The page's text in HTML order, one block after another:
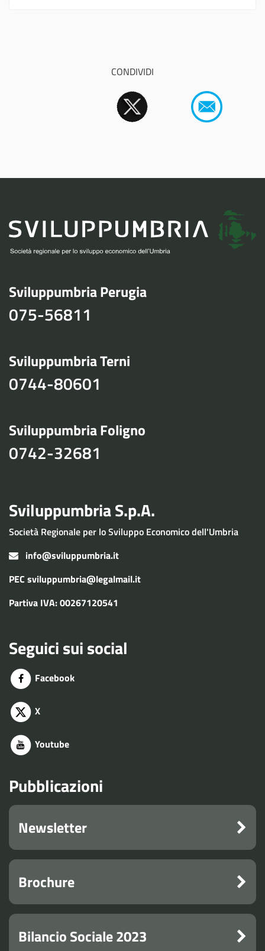
CONDIVIDI
Sviluppumbria Perugia
075-56811
Sviluppumbria Terni
0744-80601
Sviluppumbria Foligno
0742-32681
Sviluppumbria S.p.A.
Società Regionale per lo Sviluppo Economico dell'Umbria
info@sviluppumbria.it
PEC sviluppumbria@legalmail.it
Partiva IVA: 00267120541
Seguici sui social
Facebook
X
Youtube
Pubblicazioni
Newsletter
Brochure
Bilancio Sociale 2023